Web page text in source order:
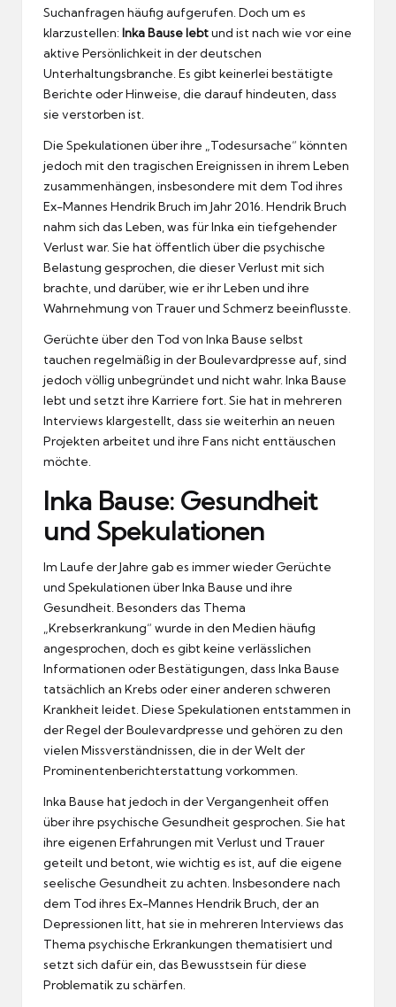
Suchanfragen häufig aufgerufen. Doch um es
klarzustellen: Inka Bause lebtund ist nach wie vor eine
aktive Persönlichkeit in der deutschen
Unterhaltungsbranche. Es gibt keinerlei bestätigte
Berichte oder Hinweise, die darauf hindeuten, dass
sie verstorben ist.
Die Spekulationen über ihre „Todesursache“ könnten
jedoch mit den tragischen Ereignissen in ihrem Leben
zusammenhängen, insbesondere mit dem Tod ihres
Ex-Mannes Hendrik Bruch im Jahr 2016. Hendrik Bruch
nahm sich das Leben, was für Inka ein tiefgehender
Verlust war. Sie hat öffentlich über die psychische
Belastung gesprochen, die dieser Verlust mit sich
brachte, und darüber, wie er ihr Leben und ihre
Wahrnehmung von Trauer und Schmerz beeinflusste.
Gerüchte über den Tod von Inka Bause selbst
tauchen regelmäßig in der Boulevardpresse auf, sind
jedoch völlig unbegründet und nicht wahr. Inka Bause
lebt und setzt ihre Karriere fort. Sie hat in mehreren
Interviews klargestellt, dass sie weiterhin an neuen
Projekten arbeitet und ihre Fans nicht enttäuschen
möchte.
Inka Bause: Gesundheit
und Spekulationen
Im Laufe der Jahre gab es immer wieder Gerüchte
und Spekulationen über Inka Bause und ihre
Gesundheit. Besonders das Thema
„Krebserkrankung“ wurde in den Medien häufig
angesprochen, doch es gibt keine verlässlichen
Informationen oder Bestätigungen, dass Inka Bause
tatsächlich an Krebs oder einer anderen schweren
Krankheit leidet. Diese Spekulationen entstammen in
der Regel der Boulevardpresse und gehören zu den
vielen Missverständnissen, die in der Welt der
Prominentenberichterstattung vorkommen.
Inka Bause hat jedoch in der Vergangenheit offen
über ihre psychische Gesundheit gesprochen. Sie hat
ihre eigenen Erfahrungen mit Verlust und Trauer
geteilt und betont, wie wichtig es ist, auf die eigene
seelische Gesundheit zu achten. Insbesondere nach
dem Tod ihres Ex-Mannes Hendrik Bruch, der an
Depressionen litt, hat sie in mehreren Interviews das
Thema psychische Erkrankungen thematisiert und
setzt sich dafür ein, das Bewusstsein für diese
Problematik zu schärfen.